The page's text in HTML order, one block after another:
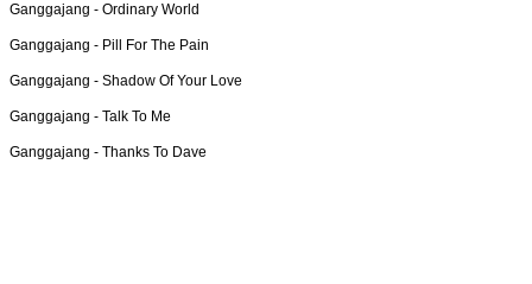
Ganggajang - Ordinary World
Ganggajang - Pill For The Pain
Ganggajang - Shadow Of Your Love
Ganggajang - Talk To Me
Ganggajang - Thanks To Dave